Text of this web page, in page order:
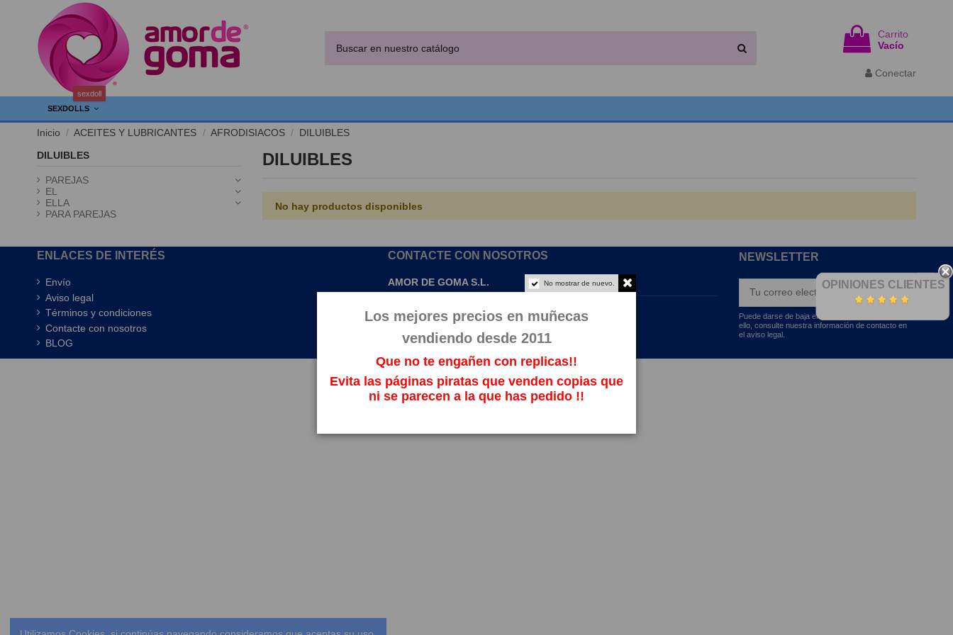
Carrito
Vacío
Conectar
SEXDOLLS
sexdoll
Inicio ACEITES Y LUBRICANTES AFRODISIACOS DILUIBLES
DILUIBLES
No hay productos disponibles
DILUIBLES
PAREJAS
EL
ELLA
PARA PAREJAS
ENLACES DE INTERÉS
Envío
Aviso legal
Términos y condiciones
Contacte con nosotros
BLOG
CONTACTE CON NOSOTROS
AMOR DE GOMA S.L. OPINIONES CLIENTES
NEWSLETTER
Puede darse de baja en cualquier momento. Para
ello, consulte nuestra información de contacto en
el aviso legal.
No mostrar de nuevo.
Los mejores precios en muñecas
vendiendo desde 2011
Que no te engañen con replicas!!
Evita las páginas piratas que venden copias que
ni se parecen a la que has pedido !!